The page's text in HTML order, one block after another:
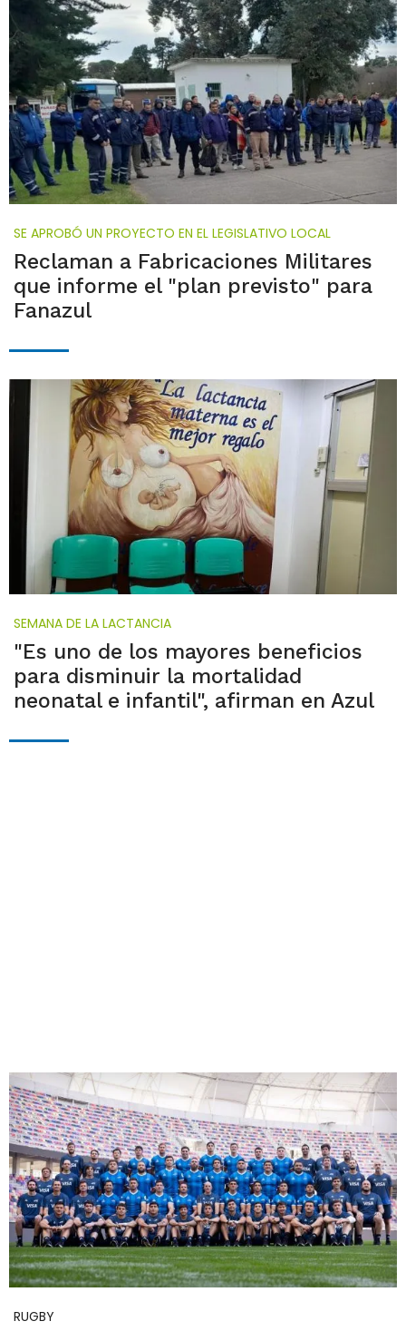
SE APROBÓ UN PROYECTO EN EL LEGISLATIVO LOCAL
Reclaman a Fabricaciones Militares
que informe el "plan previsto" para
Fanazul
SEMANA DE LA LACTANCIA
"Es uno de los mayores beneficios
para disminuir la mortalidad
neonatal e infantil", afirman en Azul
RUGBY